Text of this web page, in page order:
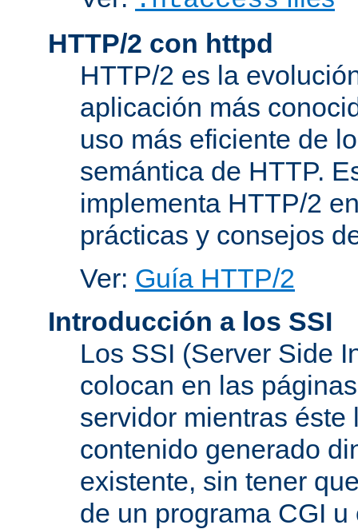
HTTP/2 con httpd
HTTP/2 es la
aplicación más
uso más eficiente de
semántica de HTTP.
implementa HTTP/2
prácticas y consejos
Ver: Guía HTTP/2
Introducción a los SSI
Los SSI (Server Side
colocan en las
servidor mientras
contenido generado
existente, sin tener
de un programa CGI